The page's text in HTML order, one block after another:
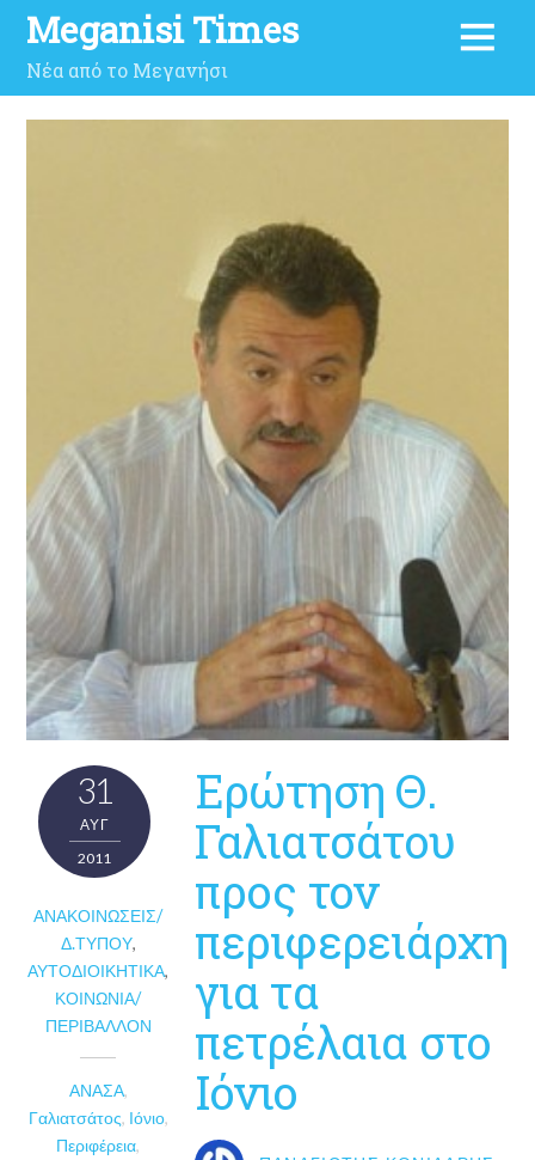
Meganisi Times
Νέα από το Μεγανήσι
31
ΑΥΓ
2011
ΑΝΑΚΟΙΝΏΣΕΙΣ/
Δ.ΤΎΠΟΥ,
ΑΥΤΟΔΙΟΙΚΗΤΙΚΆ,
ΚΟΙΝΩΝΊΑ/
ΠΕΡΙΒΆΛΛΟΝ
ΑΝΑΣΑ,
Γαλιατσάτος, Ιόνιο,
Περιφέρεια,
Ερώτηση Θ.
Γαλιατσάτου
προς τον
περιφερειάρχη
για τα
πετρέλαια στο
Ιόνιο